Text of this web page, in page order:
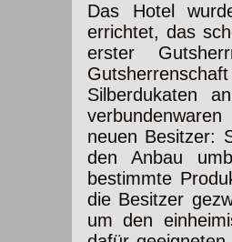
Das Hotel
errichtet, das
erster
Silberdukaten
neuen Besitzer:
den Anbau
bestimmte
die Besitzer
um den